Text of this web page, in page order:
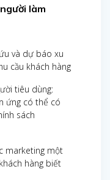
làm
và dự báo xu
cầu khách hàng
tiêu dùng:
ứng có thể có
sách
marketing một
hàng biết